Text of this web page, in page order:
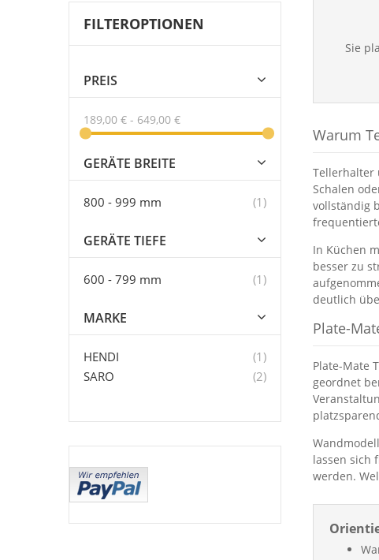
Sie
Warum
Tellerhalter
Schalen
vollständig
In Küchen
besser zu
deutlich
Plate-
Plate-Mate
geordnet
lassen sich
werden.
FILTEROPTIONEN
PREIS
189,00 € - 649,00 €
GERÄTE BREITE
800 - 999 mm 1 Artikel
GERÄTE TIEFE
600 - 799 mm 1 Artikel
MARKE
HENDI 1 Artikel
SARO
2Artikel